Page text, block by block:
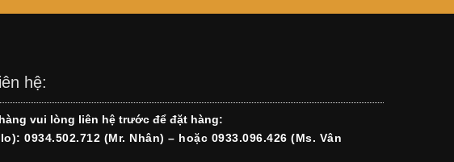
hệ:
vui lòng liên hệ trước để đặt hàng:
0934.502.712 (Mr. Nhân) – hoặc 0933.096.426 (Ms. Vân